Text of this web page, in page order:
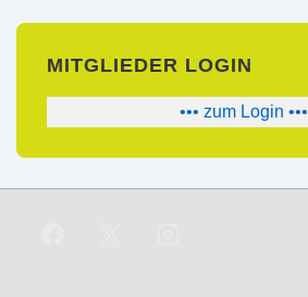
MITGLIEDER LOGIN
••• zum Login •••